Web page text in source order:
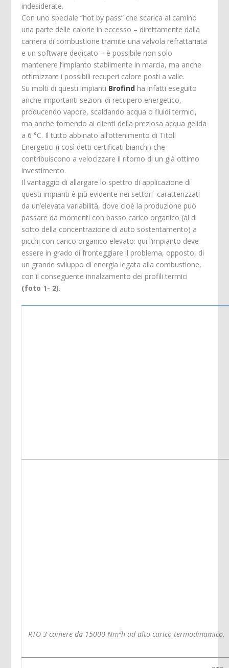
indesiderate.
Con uno speciale “hot by pass” che scarica al camino
una parte delle calorie in eccesso – direttamente dalla
camera di combustione tramite una valvola refrattariata
e un software dedicato – è possibile non solo
mantenere l’impianto stabilmente in marcia, ma anche
ottimizzare i possibili recuperi calore posti a valle.
Su molti di questi impianti Brofind ha infatti eseguito
anche importanti sezioni di recupero energetico,
producendo vapore, scaldando acqua o fluidi termici,
ma anche fornendo ai clienti della preziosa acqua gelida
a 6 °C. Il tutto abbinato all’ottenimento di Titoli
Energetici (i così detti certificati bianchi) che
contribuiscono a velocizzare il ritorno di un già ottimo
investimento.
Il vantaggio di allargare lo spettro di applicazione di
questi impianti è più evidente nei settori caratterizzati
da un’elevata variabilità, dove cioè la produzione può
passare da momenti con basso carico organico (al di
sotto della concentrazione di auto sostentamento) a
picchi con carico organico elevato: qui l’impianto deve
essere in grado di fronteggiare il problema, opposto, di
un grande sviluppo di energia legata alla combustione,
con il conseguente innalzamento dei profili termici
(foto 1- 2).
RTO 3 camere da 15000 Nm³h ad alto carico termodinamico.